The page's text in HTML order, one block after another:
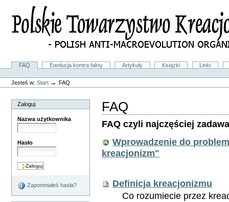
skróty
nawigacji
FAQ Ewolucja kontra fakty Artykuły Książki
Linki
Narzędzia
osobiste
Jesteś w: Start →FAQ
Zaloguj
Nazwa użytkownika
Hasło
Zapomniałeś hasła?
FAQ
FAQ czyli najczęściej
Wprowadzenie do
kreacjonizm"
Definicja kreacjonizmu
Co rozumiecie przez